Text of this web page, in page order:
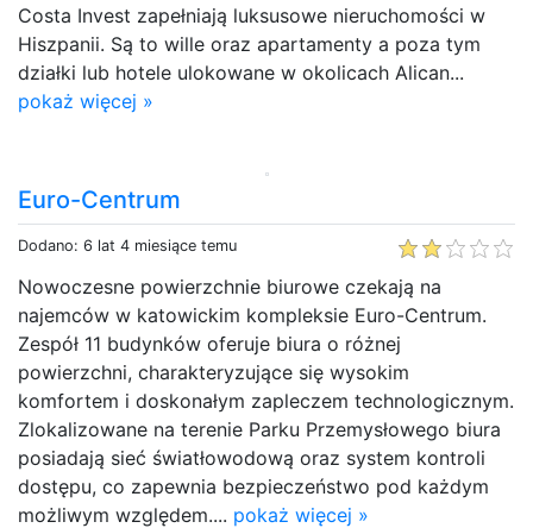
Costa Invest zapełniają luksusowe nieruchomości w
Hiszpanii. Są to wille oraz apartamenty a poza tym
działki lub hotele ulokowane w okolicach Alican...
pokaż więcej »
Euro-Centrum
Dodano: 6 lat 4 miesiące temu
Nowoczesne powierzchnie biurowe czekają na
najemców w katowickim kompleksie Euro-Centrum.
Zespół 11 budynków oferuje biura o różnej
powierzchni, charakteryzujące się wysokim
komfortem i doskonałym zapleczem technologicznym.
Zlokalizowane na terenie Parku Przemysłowego biura
posiadają sieć światłowodową oraz system kontroli
dostępu, co zapewnia bezpieczeństwo pod każdym
możliwym względem.... pokaż więcej »